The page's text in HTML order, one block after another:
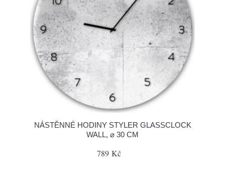
NÁSTĚNNÉ HODINY STYLER GLASSCLOCK
WALL, ⌀ 30 CM
789 Kč